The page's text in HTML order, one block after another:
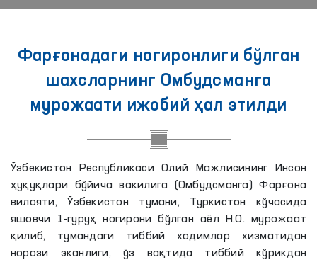
Фарғонадаги ногиронлиги бўлган
шахсларнинг Омбудсманга
мурожаати ижобий ҳал этилди
Ўзбекистон Республикаси Олий Мажлисининг Инсон
ҳуқуқлари бўйича вакилига (Омбудсманга) Фарғона
вилояти, Ўзбекистон тумани, Туркистон кўчасида
яшовчи 1-гуруҳ ногирони бўлган аёл Н.О. мурожаат
қилиб, тумандаги тиббий ходимлар хизматидан
норози эканлиги, ўз вақтида тиббий кўрикдан